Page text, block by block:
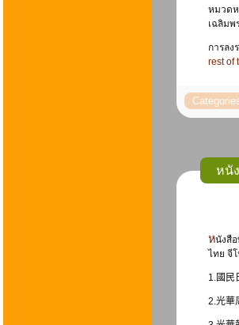
หมวดห
เฉลิมพ
การล
rest of
หนั
หนังสือพิมพ์ภาษาจีนในประเทศไทย เริ่มมีการตีพิมพ์ครั้งแรกเมื่อปี 2450 ชื่อหนังสือพิมพ์จีนที่มีปรากฎไว้ในหอสมุดแห่งชาติ คือ華暹新報 ชื่อ
ไทย จี
1.國民
2.光華